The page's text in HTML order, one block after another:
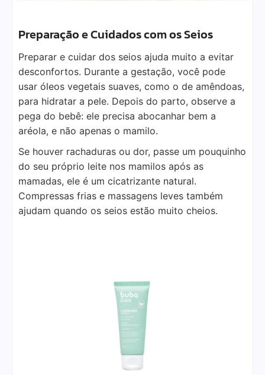
Preparação e Cuidados com os Seios
Preparar e cuidar dos seios ajuda muito a evitar
desconfortos. Durante a gestação, você pode
usar óleos vegetais suaves, como o de amêndoas,
para hidratar a pele. Depois do parto, observe a
pega do bebê: ele precisa abocanhar bem a
aréola, e não apenas o mamilo.
Se houver rachaduras ou dor, passe um pouquinho
do seu próprio leite nos mamilos após as
mamadas, ele é um cicatrizante natural.
Compressas frias e massagens leves também
ajudam quando os seios estão muito cheios.